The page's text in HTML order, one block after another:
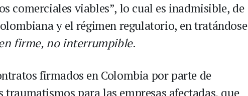
comerciales viables”, lo cual es inadmisible, de
y el régimen regulatorio, en tratándose
firme, no interrumpible.
firmados en Colombia por parte de